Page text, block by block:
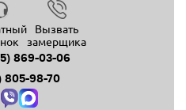
Вызвать
замерщика
869-03-06
805-98-70